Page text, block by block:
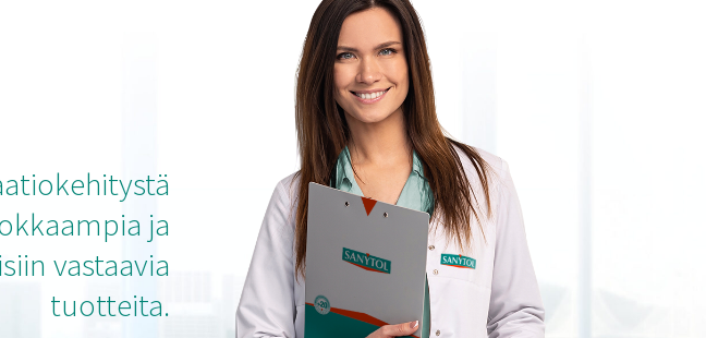
ja
vastaavia
tuotteita.